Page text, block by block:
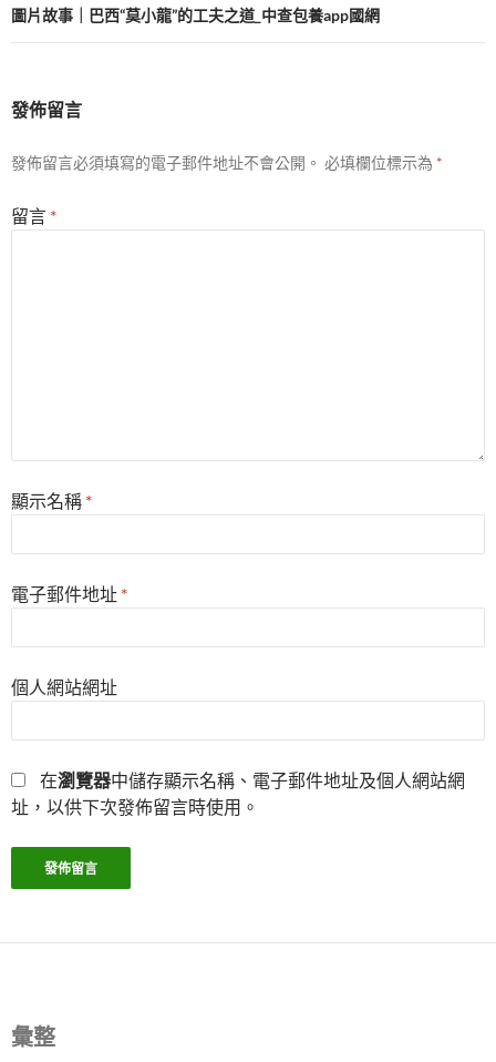
覽
圖片故事｜巴西“莫小龍”的工夫之道_中查包養app國網
發佈留言
發佈留言必須填寫的電子郵件地址不會公開。 必填欄位標示為 *
留言 *
顯示名稱 *
電子郵件地址 *
個人網站網址
在瀏覽器中儲存顯示名稱、電子郵件地址及個人網站網
址，以供下次發佈留言時使用。
彙整